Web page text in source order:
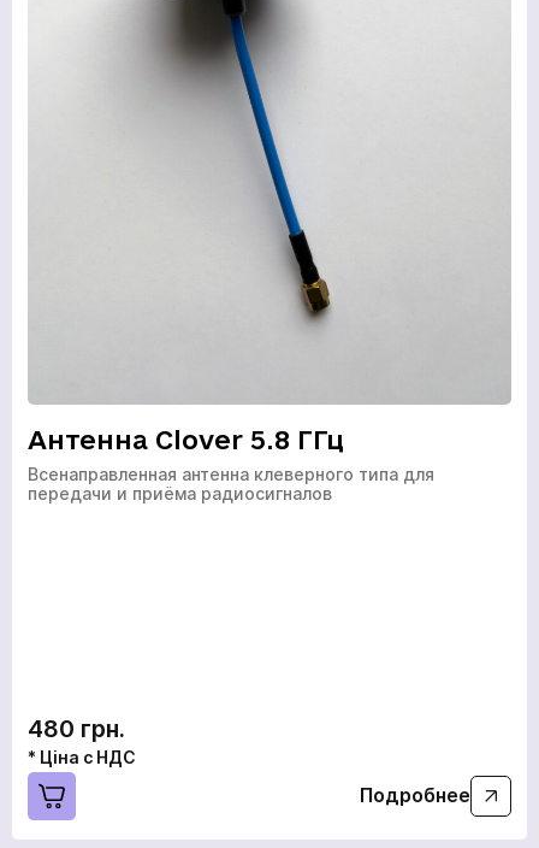
Антенна Clover 5.8 ГГц
Всенаправленная антенна клеверного типа для
передачи и приёма радиосигналов
480 грн.
* Ціна с НДС
Подробнее